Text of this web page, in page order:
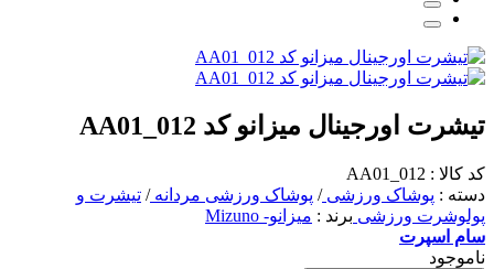
تیشرت اورجینال میزانو کد AA01_012
کد کالا : AA01_012
دسته : پوشاک ورزشی/ پوشاک ورزشی مردانه/ تیشرت و
پولوشرت ورزشی برند : میزانو- Mizuno
سام اسپرت
ناموجود